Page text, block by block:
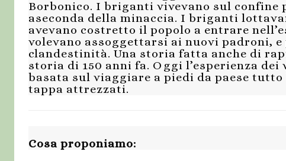
Borbonico. I briganti vivevano sul confine
aseconda della minaccia. I briganti
avevano costretto il popolo a entrare
volevano assoggettarsi ai nuovi padroni,
clandestinità. Una storia fatta anche di
storia di 150 anni fa. Oggi l’esperienza
basata sul viaggiare a piedi da paese
tappa attrezzati.
Cosa proponiamo: